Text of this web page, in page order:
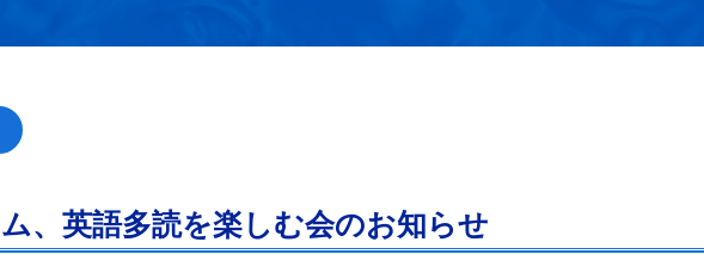
、英語多読を楽しむ会のお知らせ